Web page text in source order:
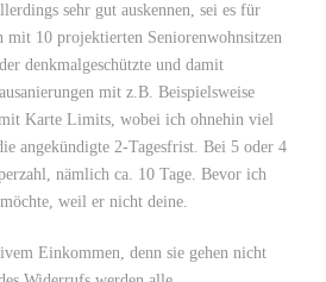
sehr gut auskennen, sei es für
mit 10 projektierten Seniorenwohnsitzen
denkmalgeschützte und damit
mit z.B. Beispielsweise
Karte Limits, wobei ich ohnehin viel
angekündigte 2-Tagesfrist. Bei 5 oder 4
nämlich ca. 10 Tage. Bevor ich
weil er nicht deine.
Einkommen, denn sie gehen nicht